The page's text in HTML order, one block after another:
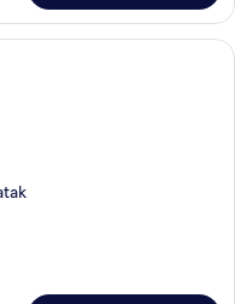
Oda | Anti alerjik yatak